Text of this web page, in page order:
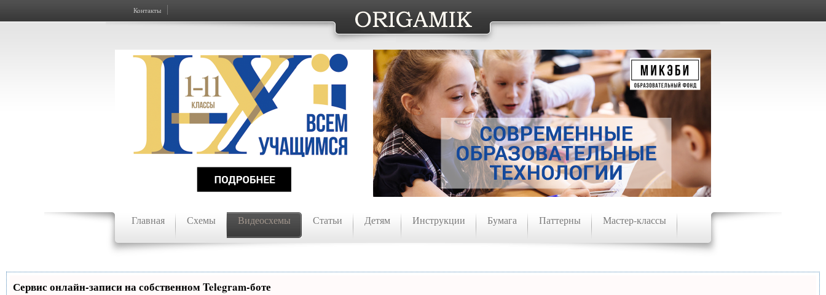
Контакты
Главная Схемы Видеосхемы Статьи Детям Инструкции Бумага Паттерны Мастер-классы
Сервис онлайн-записи на собственном Telegram-боте